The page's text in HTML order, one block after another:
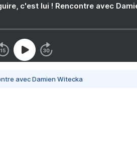
c'est lui ! Rencontre avec
avec Damien Witecka